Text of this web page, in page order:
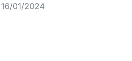
16/01/2024